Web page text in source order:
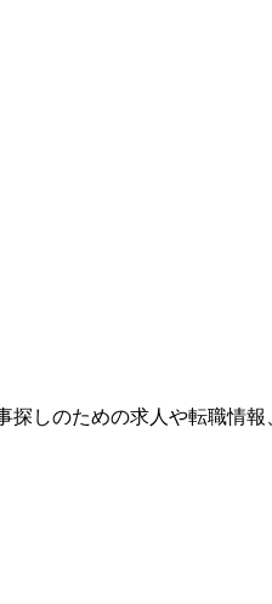
しのための求人や転職情